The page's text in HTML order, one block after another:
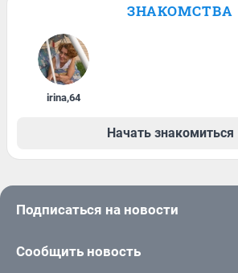
ЗНАКОМСТВА
irina,64
Начать знакомиться
Подписаться на новости
Сообщить новость